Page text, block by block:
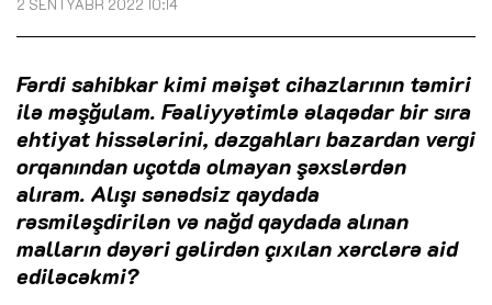
2 SENTYABR 2022 10:14
Fərdi sahibkar kimi məişət cihazlarının təmiri
ilə məşğulam. Fəaliyyətimlə əlaqədar bir sıra
ehtiyat hissələrini, dəzgahları bazardan vergi
orqanından uçotda olmayan şəxslərdən
alıram. Alışı sənədsiz qaydada
rəsmiləşdirilən və nağd qaydada alınan
malların dəyəri gəlirdən çıxılan xərclərə aid
ediləcəkmi?